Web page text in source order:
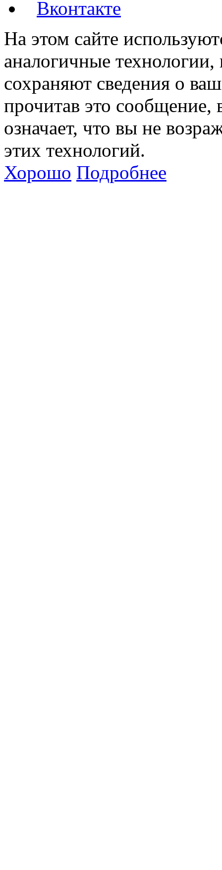
Вконтакте
На этом сайте
аналогичные технологии,
сохраняют сведения о
прочитав это сообщение,
означает, что вы не
этих технологий.
Хорошо Подробнее